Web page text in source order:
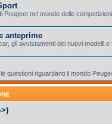
Peugeot nel mondo delle competizioni
anteprime
gli avvistamenti dei nuovi modelli
questioni riguardanti il mondo